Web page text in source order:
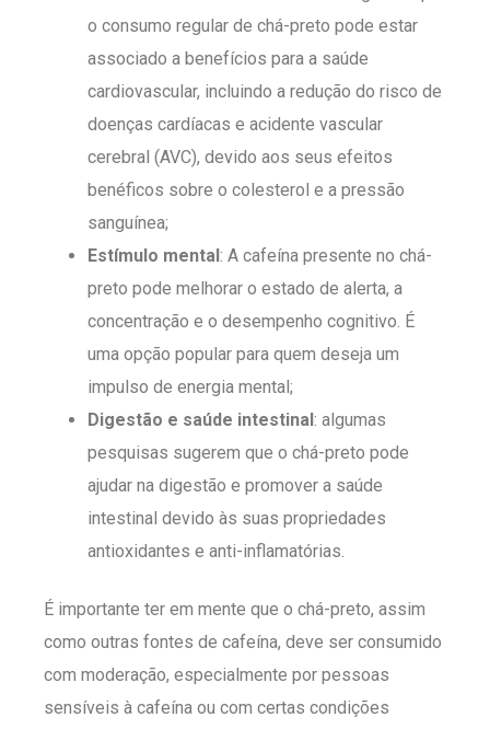
o consumo regular de chá-preto pode estar
associado a benefícios para a saúde
cardiovascular, incluindo a redução do risco de
doenças cardíacas e acidente vascular
cerebral (AVC), devido aos seus efeitos
benéficos sobre o colesterol e a pressão
sanguínea;
Estímulo mental : A cafeína presente no chá-
preto pode melhorar o estado de alerta, a
concentração e o desempenho cognitivo. É
uma opção popular para quem deseja um
impulso de energia mental;
Digestão e saúde intestinal : algumas
pesquisas sugerem que o chá-preto pode
ajudar na digestão e promover a saúde
intestinal devido às suas propriedades
antioxidantes e anti-inflamatórias.
É importante ter em mente que o chá-preto, assim
como outras fontes de cafeína, deve ser consumido
com moderação, especialmente por pessoas
sensíveis à cafeína ou com certas condições